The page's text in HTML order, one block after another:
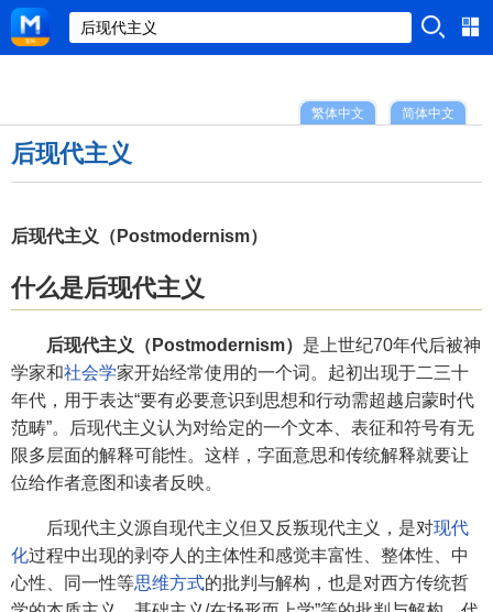
简体中文
繁体中文
后现代主义
后现代主义（Postmodernism）
什么是后现代主义
后现代主义（Postmodernism） 是上世纪70年代后被神
学家和社会学家开始经常使用的一个词。起初出现于二三十
年代，用于表达“要有必要意识到思想和行动需超越启蒙时代
范畴”。后现代主义认为对给定的一个文本、表征和符号有无
限多层面的解释可能性。这样，字面意思和传统解释就要让
位给作者意图和读者反映。
后现代主义源自现代主义但又反叛现代主义，是对现代
化过程中出现的剥夺人的主体性和感觉丰富性、整体性、中
心性、同一性等思维方式的批判与解构，也是对西方传统哲